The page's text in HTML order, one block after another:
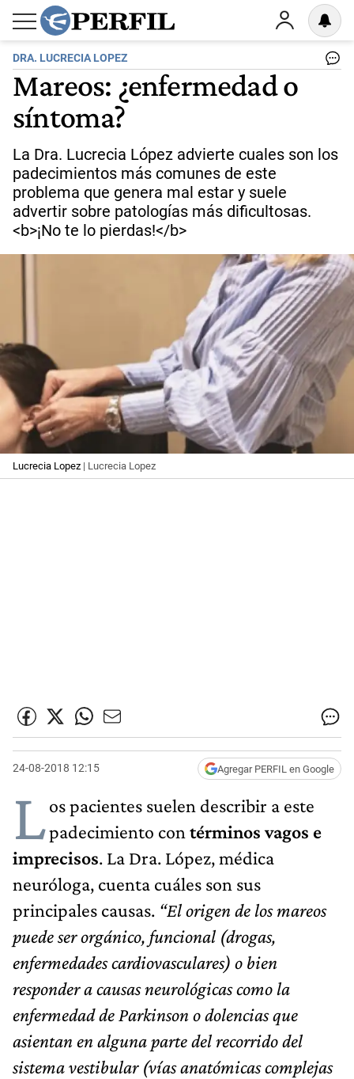
DRA. LUCRECIA LOPEZ
Mareos: ¿enfermedad o
síntoma?
La Dra. Lucrecia López advierte cuales son los
padecimientos más comunes de este
problema que genera mal estar y suele
advertir sobre patologías más dificultosas.
<b>¡No te lo pierdas!</b>
Lucrecia Lopez | Lucrecia Lopez
24-08-2018 12:15 Agregar PERFIL en Google
Los pacientes suelen describir a este
padecimiento con términos vagos e
imprecisos. La Dra. López, médica
neuróloga, cuenta cuáles son sus
principales causas. “El origen de los mareos
puede ser orgánico, funcional (drogas,
enfermedades cardiovasculares) o bien
responder a causas neurológicas como la
enfermedad de Parkinson o dolencias que
asientan en alguna parte del recorrido del
sistema vestibular (vías anatómicas complejas